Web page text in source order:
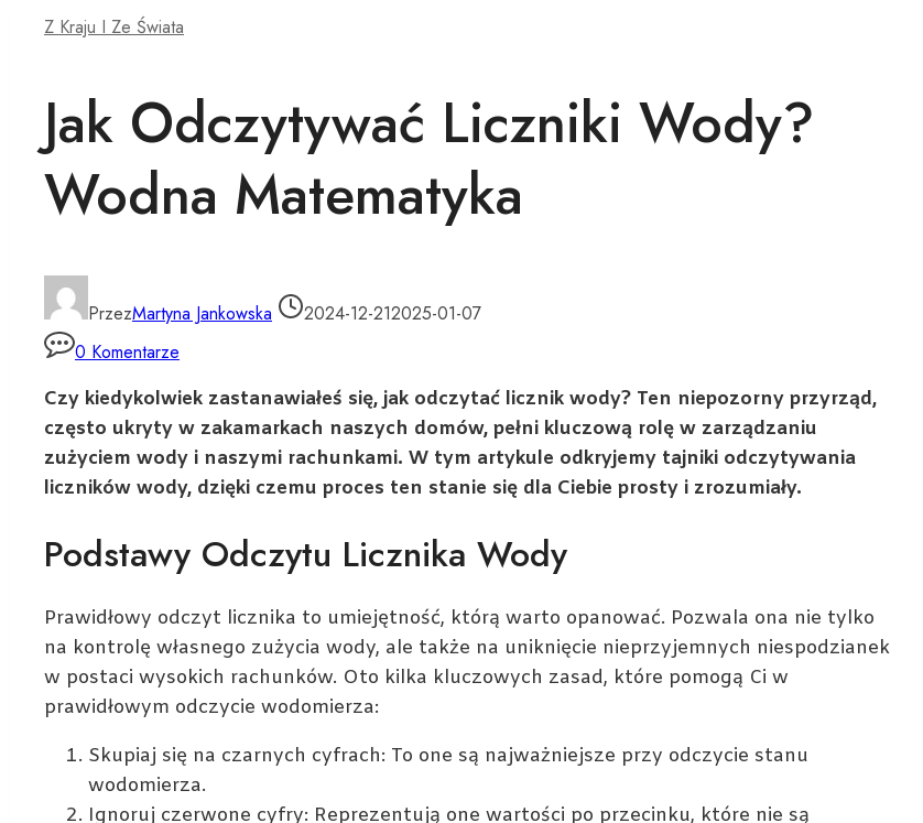
Z Kraju I Ze Świata
Jak Odczytywać Liczniki Wody?
Wodna Matematyka
PrzezMartyna Jankowska 2024-12-212025-01-07
0 Komentarze
Czy kiedykolwiek zastanawiałeś się, jak odczytać licznik wody? Ten niepozorny przyrząd,
często ukryty w zakamarkach naszych domów, pełni kluczową rolę w zarządzaniu
zużyciem wody i naszymi rachunkami. W tym artykule odkryjemy tajniki odczytywania
liczników wody, dzięki czemu proces ten stanie się dla Ciebie prosty i zrozumiały.
Podstawy Odczytu Licznika Wody
Prawidłowy odczyt licznika to umiejętność, którą warto opanować. Pozwala ona nie tylko
na kontrolę własnego zużycia wody, ale także na uniknięcie nieprzyjemnych niespodzianek
w postaci wysokich rachunków. Oto kilka kluczowych zasad, które pomogą Ci w
prawidłowym odczycie wodomierza:
Skupiaj się na czarnych cyfrach: To one są najważniejsze przy odczycie stanu
wodomierza.
Ignoruj czerwone cyfry: Reprezentują one wartości po przecinku, które nie są